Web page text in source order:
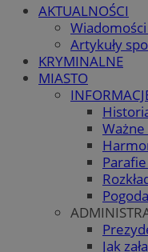
AKTUALNOŚCI
Artykuły
KRYMINALNE
MIASTO
Jak